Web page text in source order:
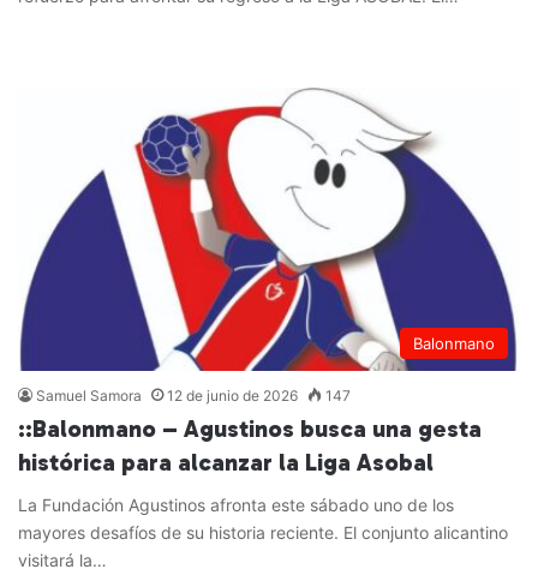
Balonmano
Samuel Samora 12 de junio de 2026 147
::Balonmano – Agustinos busca una gesta
histórica para alcanzar la Liga Asobal
La Fundación Agustinos afronta este sábado uno de los
mayores desafíos de su historia reciente. El conjunto alicantino
visitará la…